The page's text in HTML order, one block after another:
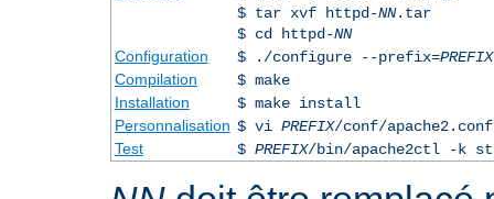
$ tar xvf httpd-NN.tar
$ cd httpd-NN
Configuration
$ ./configure --prefix=PREFIX
Compilation
$ make
Installation
$ make install
Personnalisation $ vi PREFIX/conf/apache2.conf
Test
$ PREFIX/bin/apache2ctl -k